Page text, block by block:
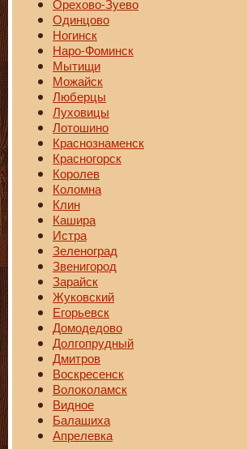
Орехово-Зуево
Одинцово
Ногинск
Наро-Фоминск
Мытищи
Можайск
Люберцы
Луховицы
Лотошино
Краснознаменск
Красногорск
Королев
Коломна
Клин
Кашира
Истра
Зеленоград
Звенигород
Зарайск
Жуковский
Егорьевск
Домодедово
Долгопрудный
Дмитров
Воскресенск
Волоколамск
Видное
Балашиха
Апрелевка